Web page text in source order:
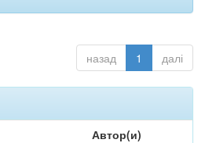
назад 1 далі
Автор(и)